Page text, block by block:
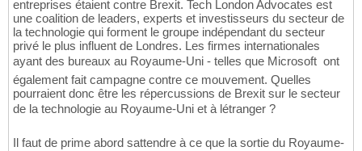
entreprises étaient contre Brexit. Tech London Advocates est
une coalition de leaders, experts et investisseurs du secteur de
la technologie qui forment le groupe indépendant du secteur
privé le plus influent de Londres. Les firmes internationales
ayant des bureaux au Royaume-Uni - telles que Microsoft  ont
également fait campagne contre ce mouvement. Quelles
pourraient donc être les répercussions de Brexit sur le secteur
de la technologie au Royaume-Uni et à létranger ?
Il faut de prime abord sattendre à ce que la sortie du Royaume-